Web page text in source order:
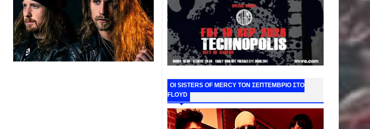
ΟΙ SISTERS OF MERCY ΤΟΝ ΣΕΠΤΕΜΒΡΙΟ ΣΤΟ
FLOYD